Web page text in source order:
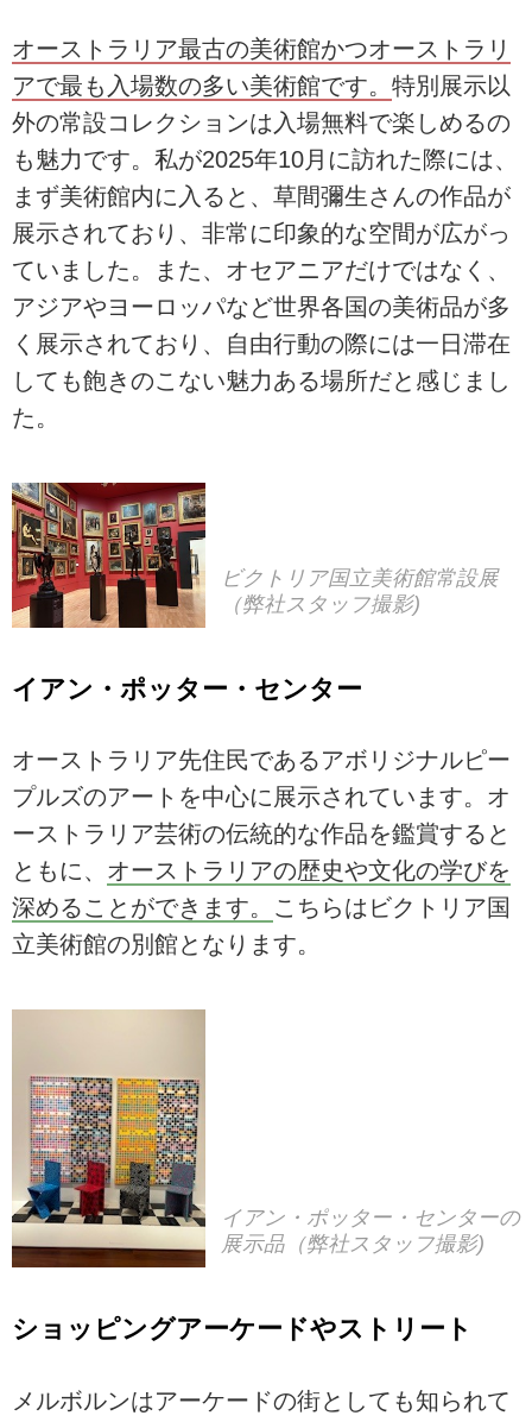
オーストラリア最古の美術館かつオーストラリ
アで最も入場数の多い美術館です。 特別展示以
外の常設コレクションは入場無料で楽しめるの
も魅力です。私が2025年10月に訪れた際には、
まず美術館内に入ると、草間彌生さんの作品が
展示されており、非常に印象的な空間が広がっ
ていました。また、オセアニアだけではなく、
アジアやヨーロッパなど世界各国の美術品が多
く展示されており、自由行動の際には一日滞在
しても飽きのこない魅力ある場所だと感じまし
た。
ビクトリア国立美術館常設展
（弊社スタッフ撮影)
イアン・ポッター・センター
オーストラリア先住民であるアボリジナルピー
プルズのアートを中心に展示されています。オ
ーストラリア芸術の伝統的な作品を鑑賞すると
ともに、 オーストラリアの歴史や文化の学びを
深めることができます。 こちらはビクトリア国
立美術館の別館となります。
イアン・ポッター・センターの
展示品（弊社スタッフ撮影)
ショッピングアーケードやストリート
メルボルンはアーケードの街としても知られて